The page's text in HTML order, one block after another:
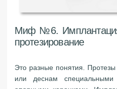
Миф №6.
протезирование
Это разные понятия.
или деснам